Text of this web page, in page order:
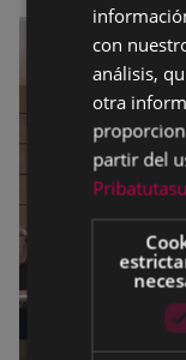
con
análisis,
otra
partir del